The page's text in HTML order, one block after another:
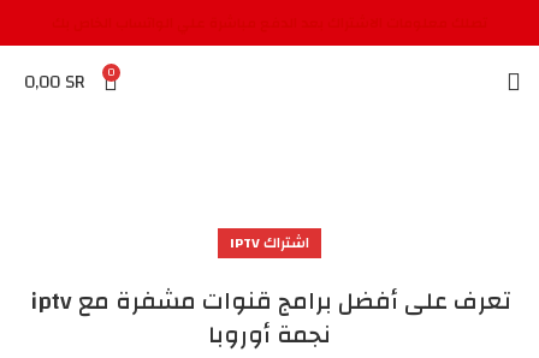
0
0,00SR
اشتراك IPTV
تعرف على أفضل برامج قنوات مشفرة مع iptv
نجمة أوروبا